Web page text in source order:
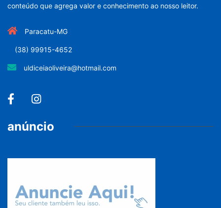
conteúdo que agrega valor e conhecimento ao nosso leitor.
Paracatu-MG
(38) 99915-4652
uldiceiaoliveira@hotmail.com
anúncio